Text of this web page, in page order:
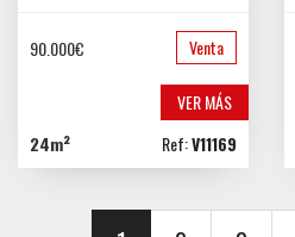
90.000€ Venta
VER MÁS
24m²
Ref:V11169